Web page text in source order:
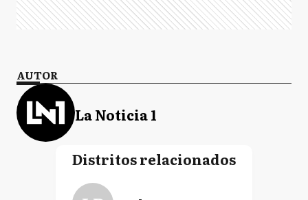
AUTOR
La Noticia 1
Distritos relacionados